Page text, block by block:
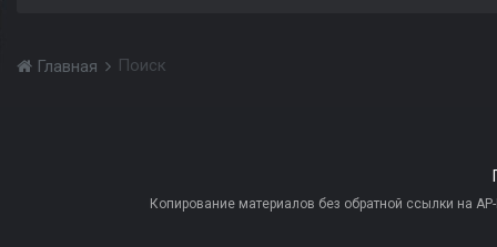
Главная Поиск
Копирование материалов без обратной ссылки на